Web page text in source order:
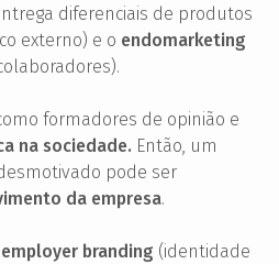
diferenciais de produtos
externo) e o endomarketing
formadores de opinião e
na sociedade. Então, um
pode ser
da empresa.
employer branding (identidade